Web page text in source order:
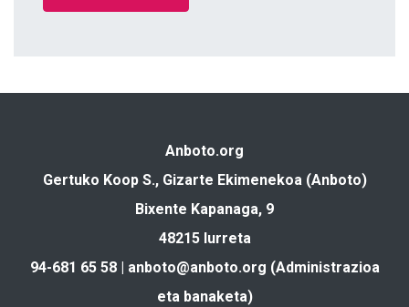
Anboto.org
Gertuko Koop S., Gizarte Ekimenekoa (Anboto)
Bixente Kapanaga, 9
48215 Iurreta
94-681 65 58 | anboto@anboto.org (Administrazioa
eta banaketa)